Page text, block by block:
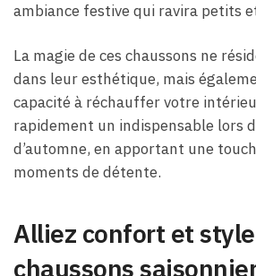
ambiance festive qui ravira petits
La magie de ces chaussons ne
dans leur esthétique, mais
capacité à réchauffer votre
rapidement un indispensable lors
d’automne, en apportant une
moments de détente.
Alliez confort et
chaussons